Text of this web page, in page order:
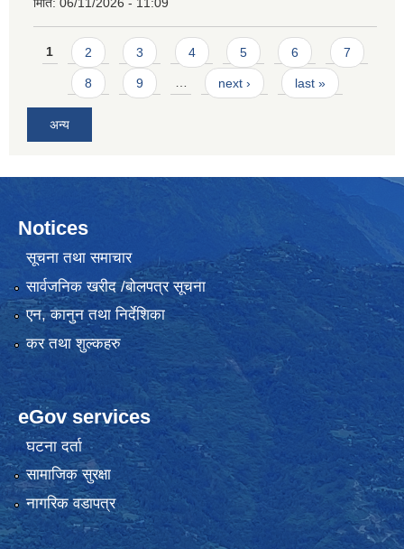
Pages
1 2 3 4 5 6 7
8 9 … next › last »
अन्य
Notices
सूचना तथा समाचार
सार्वजनिक खरीद /बोलपत्र सूचना
एन, कानुन तथा निर्देशिका
कर तथा शुल्कहरु
eGov services
घटना दर्ता
सामाजिक सुरक्षा
नागरिक वडापत्र